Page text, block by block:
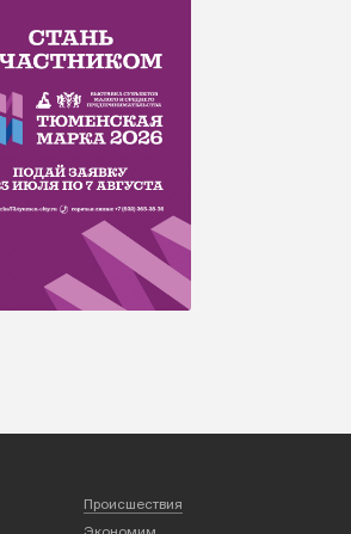
Происшествия